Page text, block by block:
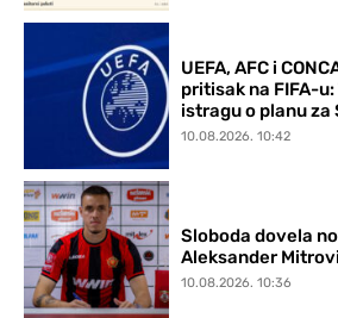
UEFA, AFC i
pritisak na FIFA-
istragu o planu
10.08.2026. 10:42
Sloboda dovela
Aleksander
10.08.2026. 10:36